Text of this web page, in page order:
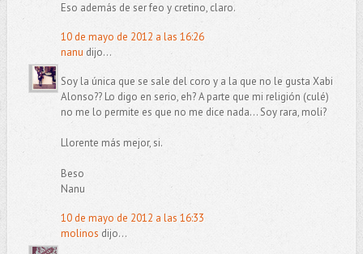
Eso además de ser feo y cretino, claro.
10 de mayo de 2012 a las 16:26
nanu dijo...
Soy la única que se sale del coro y a la que no le gusta Xabi
Alonso?? Lo digo en serio, eh? A parte que mi religión (culé)
no me lo permite es que no me dice nada... Soy rara, moli?
Llorente más mejor, si.
Beso
Nanu
10 de mayo de 2012 a las 16:33
molinos dijo...